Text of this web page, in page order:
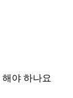
야 하나요